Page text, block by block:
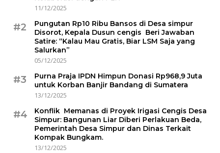
11/12/2025
#2
Pungutan Rp10 Ribu Bansos di Desa simpur
Disorot, Kepala Dusun cengis Beri Jawaban
Satire: “Kalau Mau Gratis, Biar LSM Saja yang
Salurkan”
05/12/2025
#3
Purna Praja IPDN Himpun Donasi Rp968,9 Juta
untuk Korban Banjir Bandang di Sumatera
13/12/2025
#4
Konflik Memanas di Proyek Irigasi Cengis Desa
Simpur: Bangunan Liar Diberi Perlakuan Beda,
Pemerintah Desa Simpur dan Dinas Terkait
Kompak Bungkam.
13/12/2025